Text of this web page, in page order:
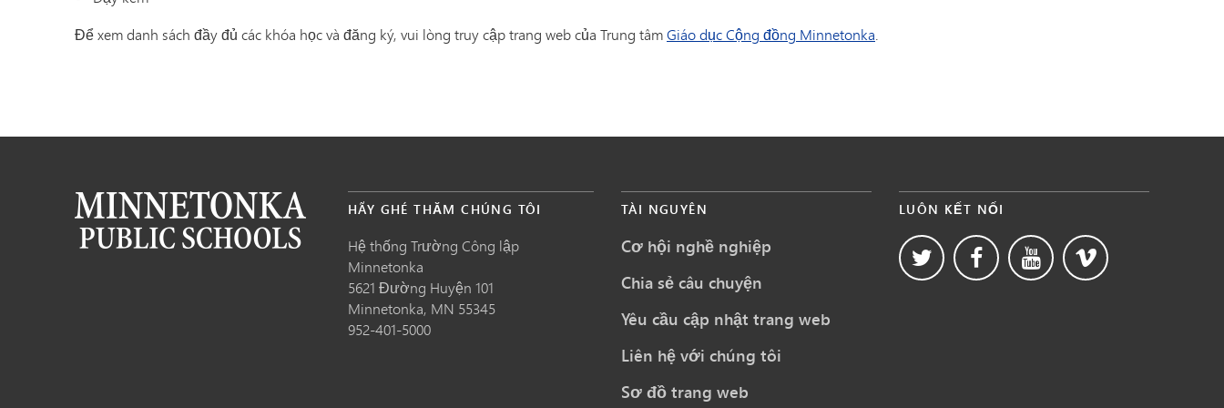
Để xem danh sách đầy đủ các khóa học và đăng ký, vui lòng truy cập trang web của Trung tâmGiáo dục Cộng đồng Minnetonka.
HÃY GHÉ THĂM CHÚNG TÔI
Hệ thống Trường Công lập
Minnetonka
5621 Đường Huyện 101
Minnetonka, MN 55345
952-401-5000
TÀI NGUYÊN
Cơ hội nghề nghiệp
Chia sẻ câu chuyện
Yêu cầu cập nhật trang web
Liên hệ với chúng tôi
Sơ đồ trang web
LUÔN KẾT NỐI